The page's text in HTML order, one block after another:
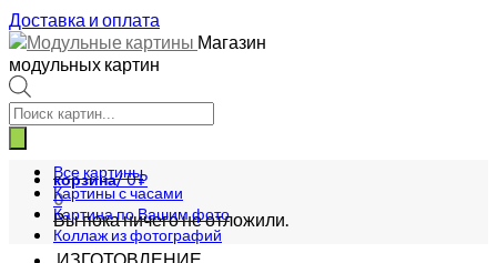
Доставка и оплата
Магазин
модульных картин
Поиск
товаров
корзина/0₽
0
Вы пока ничего не отложили.
Все картины
Картины с часами
Картина по Вашим фото
Коллаж из фотографий